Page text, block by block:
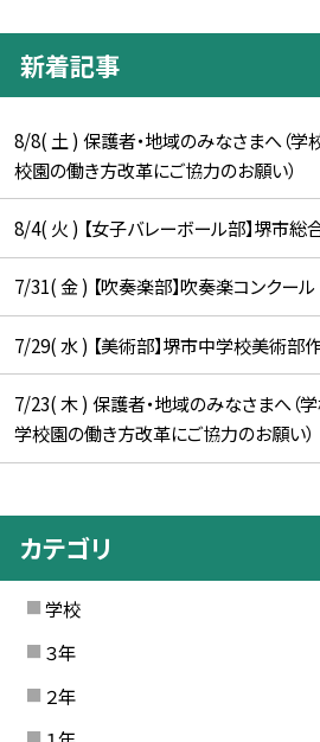
新着記事
8/8( 土 ) 保護者・地域のみなさまへ（
校園の働き方改革にご協力のお願い）
8/4( 火 ) 【女子バレーボール部】堺市総
7/31( 金 ) 【吹奏楽部】吹奏楽コンク
7/29( 水 ) 【美術部】堺市中学校美術部作
7/23( 木 ) 保護者・地域のみなさまへ（
学校園の働き方改革にご協力のお願い）
カテゴリ
学校
３年
２年